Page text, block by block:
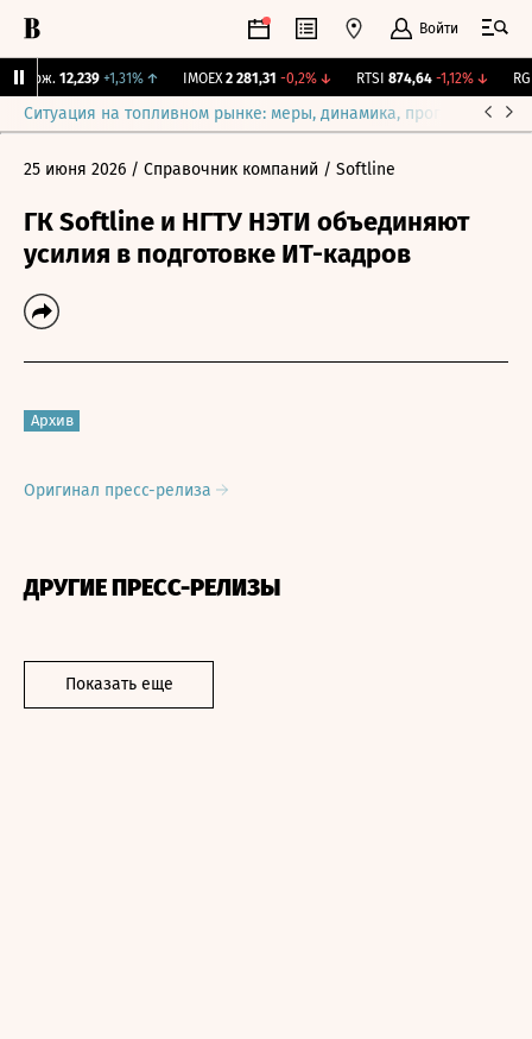
Войти
Бирж. 12,239 +1,31%↑ IMOEX 2 281,31 -0,2%↓ RTSI 874,64 -1,12%↓ RGBI
Ситуация на топливном рынке: меры, динамика, прогнозы
25 июня 2026 / Справочник компаний / Softline
ГК Softline и НГТУ НЭТИ объединяют
усилия в подготовке ИТ-кадров
Архив
Оригинал пресс-релиза
ДРУГИЕ ПРЕСС-РЕЛИЗЫ
Показать еще